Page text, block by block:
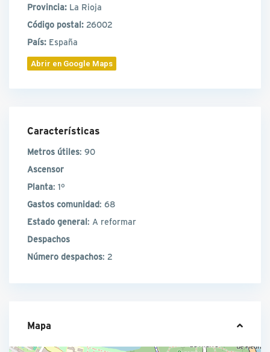
Provincia: La Rioja
Código postal: 26002
País: España
Abrir en Google Maps
Características
Metros útiles: 90
Ascensor
Planta: 1º
Gastos comunidad: 68
Estado general: A reformar
Despachos
Número despachos: 2
Mapa